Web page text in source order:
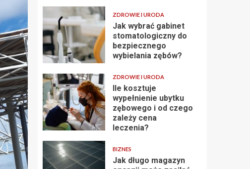
ZDROWIE I URODA
Jak wybrać gabinet
stomatologiczny do
bezpiecznego
wybielania zębów?
ZDROWIE I URODA
Ile kosztuje
wypełnienie ubytku
zębowego i od czego
zależy cena
leczenia?
BIZNES
Jak długo magazyn